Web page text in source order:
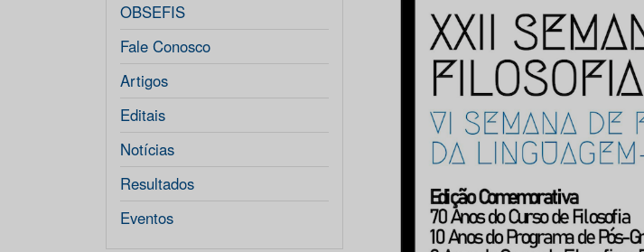
OBSEFIS
Fale Conosco
Artigos
Editais
Notícias
Resultados
Eventos